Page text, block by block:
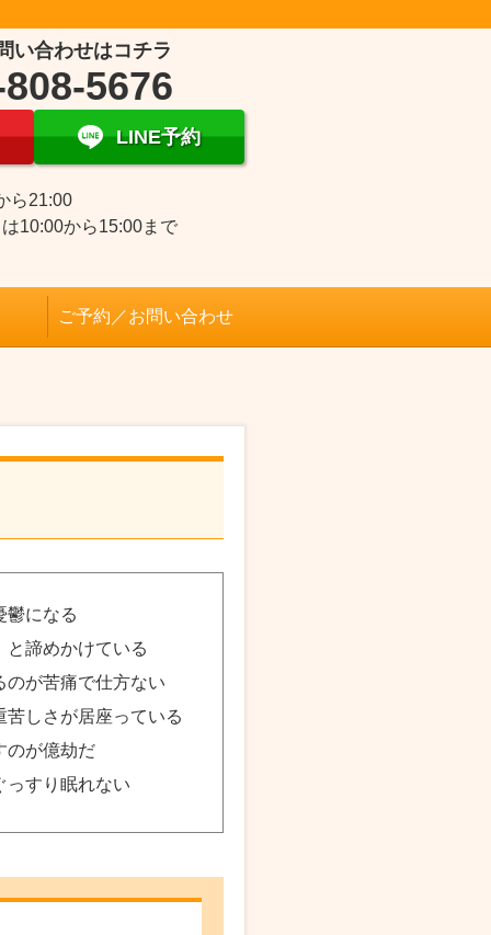
い合わせはコチラ
5676
LINE予約
ら21:00
は10:00から15:00まで
ご予約／お問い合わせ
鬱になる
諦めかけている
のが苦痛で仕方ない
しさが居座っている
のが億劫だ
っすり眠れない